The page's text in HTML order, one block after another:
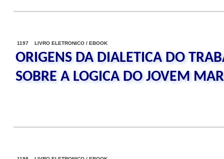
1197 LIVRO ELETRONICO / EBOOK
ORIGENS DA DIALETICA DO
SOBRE A LOGICA DO JOVEM